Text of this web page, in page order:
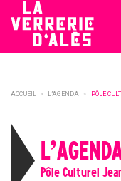
content
ACCUEIL > L’AGENDA > PÔLE
Pôle Culturel